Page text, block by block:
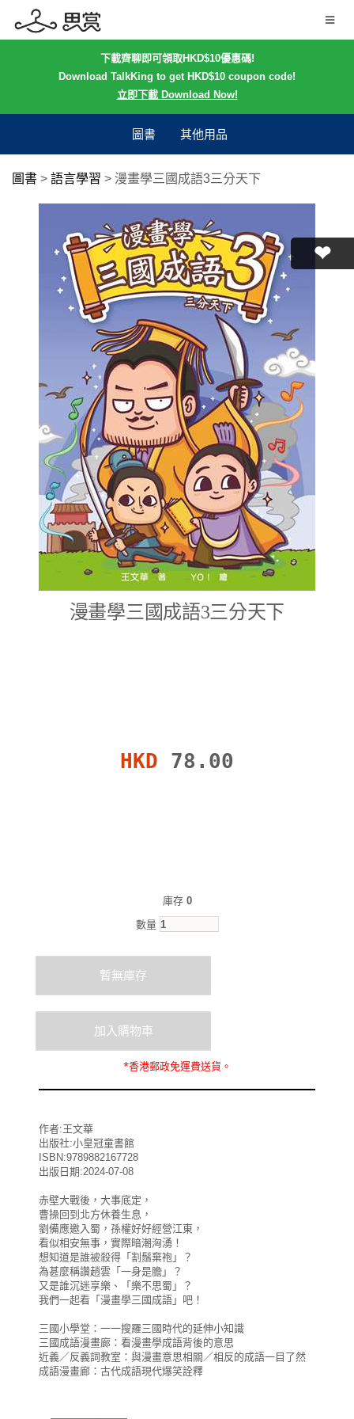
下載齊聊即可領取HKD$10優惠碼!
Download TalkKing to get HKD$10 coupon code!
立即下載 Download Now!
圖書 其他用品
圖書 > 語言學習 > 漫畫學三國成語3三分天下
漫畫學三國成語3三分天下
HKD 78.00
庫存 0
數量
*香港郵政免運費送貨。
作者:王文華
出版社:小皇冠童書館
ISBN:9789882167728
出版日期:2024-07-08
赤壁大戰後，大事底定，
曹操回到北方休養生息，
劉備應邀入蜀，孫權好好經營江東，
看似相安無事，實際暗潮洶湧！
想知道是誰被殺得「割鬚棄袍」？
為甚麼稱讚趙雲「一身是膽」？
又是誰沉迷享樂、「樂不思蜀」？
我們一起看「漫畫學三國成語」吧！
三國小學堂：一一搜羅三國時代的延伸小知識
三國成語漫畫廊：看漫畫學成語背後的意思
近義／反義詞教室：與漫畫意思相關／相反的成語一目了然
成語漫畫廊：古代成語現代爆笑詮釋